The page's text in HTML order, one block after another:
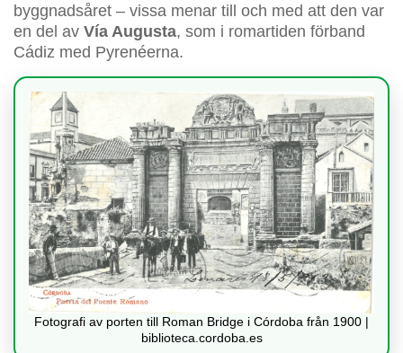
byggnadsåret – vissa menar till och med att den var
en del av Vía Augusta, som i romartiden förband
Cádiz med Pyrenéerna.
Fotografi av porten till Roman Bridge i Córdoba från 1900 |
biblioteca.cordoba.es